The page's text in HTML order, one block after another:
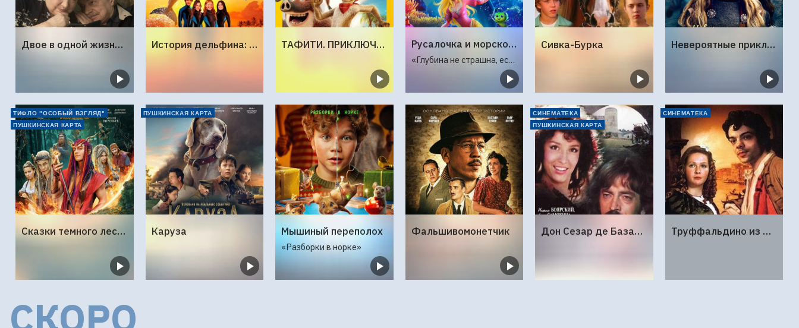
Двое в одной жизни, не считая собаки История дельфина: Каникулы на Багамах ТАФИТИ. ПРИКЛЮЧЕНИЯ НА КРАЮ СВЕТА Русалочка и морской монстр
«Глубина не страшна, если в сердце — любовь»
Сивка-Бурка Невероятные приключения в стране чудес
ТИФЛО "ОСОБЫЙ ВЗГЛЯД"
ПУШКИНСКАЯ КАРТА
Сказки темного леса. Ворожея
ПУШКИНСКАЯ КАРТА
Каруза Мышиный переполох
«Разборки в норке»
Фальшивомонетчик
СИНЕМАТЕКА
ПУШКИНСКАЯ КАРТА
Дон Сезар де Базан (1989г., Ленфильм, 2 серии)
СИНЕМАТЕКА
Труффальдино из Бергамо (1976г., Ленфильм, 2 серии)
СКОРО